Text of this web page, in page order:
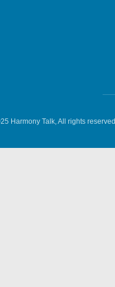
Harmony Talk, All rights reserved.